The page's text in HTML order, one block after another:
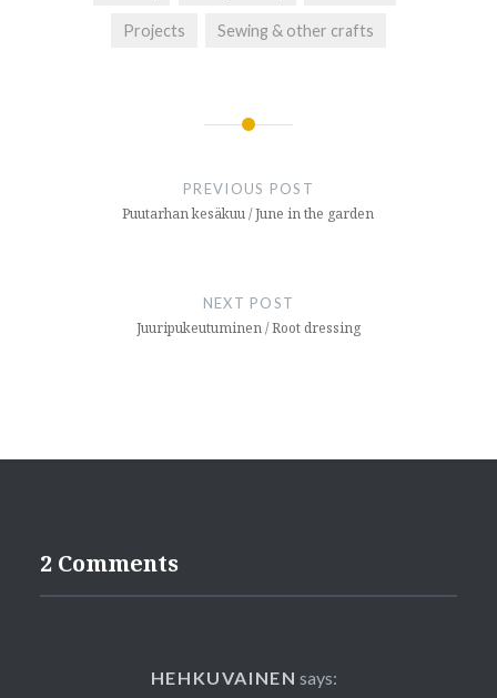
Projects Sewing & other crafts
PREVIOUS POST
Puutarhan kesäkuu / June in the garden
NEXT POST
Juuripukeutuminen / Root dressing
2 Comments
HEHKUVAINEN says: